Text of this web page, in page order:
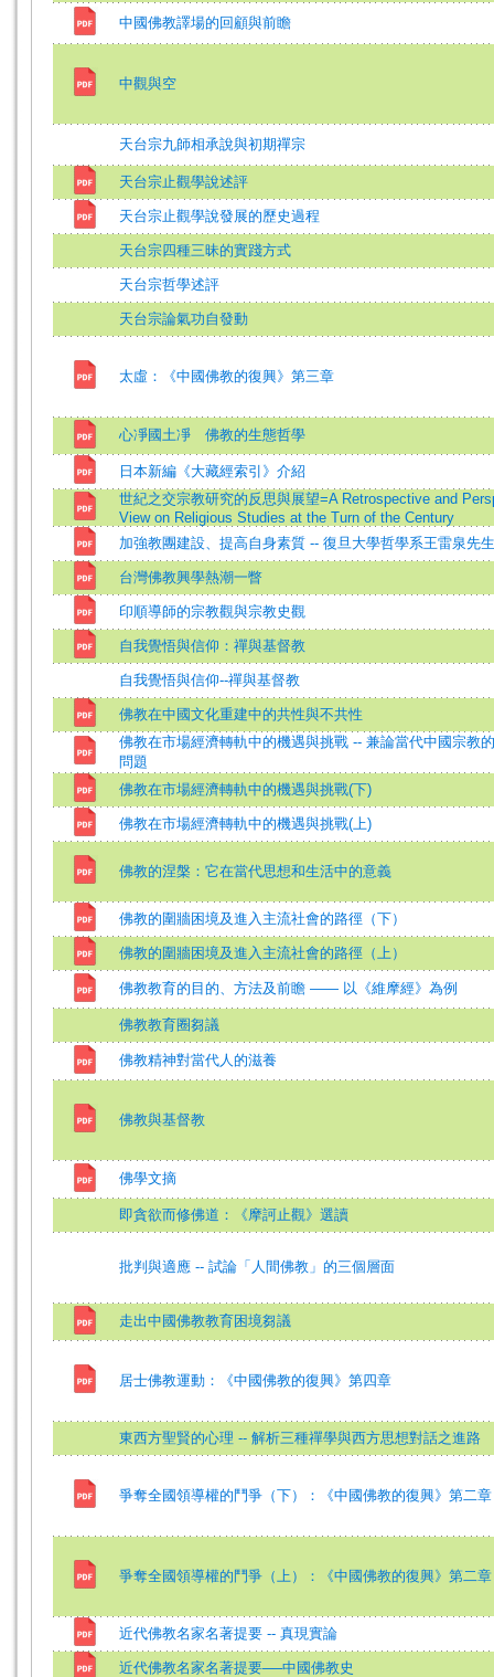
中國佛教譯場的回顧與前瞻
中觀與空
天台宗九師相承說與初期禪宗
天台宗止觀學說述評
天台宗止觀學說發展的歷史過程
天台宗四種三昧的實踐方式
天台宗哲學述評
天台宗論氣功自發動
太虛：《中國佛教的復興》第三章
心凈國土凈 佛教的生態哲學
日本新編《大藏經索引》介紹
世紀之交宗教研究的反思與展望=A Retrospective and
View on Religious Studies at the Turn of the Century
加強教團建設、提高自身素質 -- 復旦大學哲學系王雷泉先
台灣佛教興學熱潮一瞥
印順導師的宗教觀與宗教史觀
自我覺悟與信仰：禪與基督教
自我覺悟與信仰--禪與基督教
佛教在中國文化重建中的共性與不共性
佛教在市場經濟轉軌中的機遇與挑戰 -- 兼論當代中國宗教
問題
佛教在市場經濟轉軌中的機遇與挑戰(下)
佛教在市場經濟轉軌中的機遇與挑戰(上)
佛教的涅槃：它在當代思想和生活中的意義
佛教的圍牆困境及進入主流社會的路徑（下）
佛教的圍牆困境及進入主流社會的路徑（上）
佛教教育的目的、方法及前瞻 —— 以《維摩經》為例
佛教教育圈芻議
佛教精神對當代人的滋養
佛教與基督教
佛學文摘
即貪欲而修佛道：《摩訶止觀》選讀
批判與適應 -- 試論「人間佛教」的三個層面
走出中國佛教教育困境芻議
居士佛教運動：《中國佛教的復興》第四章
東西方聖賢的心理 -- 解析三種禪學與西方思想對話之進路
爭奪全國領導權的鬥爭（下）：《中國佛教的復興》第二章
爭奪全國領導權的鬥爭（上）：《中國佛教的復興》第二章
近代佛教名家名著提要 -- 真現實論
近代佛教名家名著提要──中國佛教史